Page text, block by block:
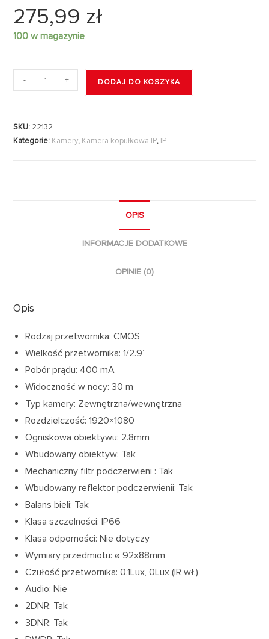
275,99 zł
100 w magazynie
- + DODAJ DO KOSZYKA
SKU: 22132
Kategorie: Kamery, Kamera kopułkowa IP, IP
OPIS
INFORMACJE DODATKOWE
OPINIE (0)
Opis
Rodzaj przetwornika: CMOS
Wielkość przetwornika: 1/2.9”
Pobór prądu: 400 mA
Widoczność w nocy: 30 m
Typ kamery: Zewnętrzna/wewnętrzna
Rozdzielczość: 1920×1080
Ogniskowa obiektywu: 2.8mm
Wbudowany obiektyw: Tak
Mechaniczny filtr podczerwieni : Tak
Wbudowany reflektor podczerwienii: Tak
Balans bieli: Tak
Klasa szczelności: IP66
Klasa odporności: Nie dotyczy
Wymiary przedmiotu: ø 92x88mm
Czułość przetwornika: 0.1Lux, 0Lux (IR wł.)
Audio: Nie
2DNR: Tak
3DNR: Tak